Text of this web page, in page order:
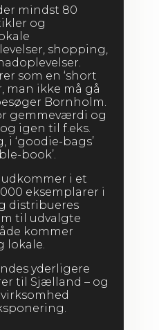
mindst 80
og
shopping,
som en ‘short
man ikke må gå
Bornholm.
gemmeværdi og
igen til f.eks.
‘goodie-bags’
book’.
i et
eksemplarer i
distribueres
til udvalgte
kommer
lokale.
yderligere
til Sjælland – og